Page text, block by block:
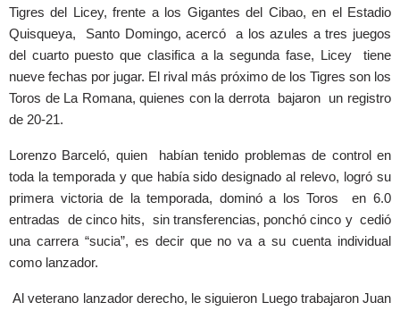
Tigres del Licey, frente a los Gigantes del Cibao, en el Estadio
Quisqueya, Santo Domingo, acercó a los azules a tres juegos
del cuarto puesto que clasifica a la segunda fase, Licey tiene
nueve fechas por jugar. El rival más próximo de los Tigres son los
Toros de La Romana, quienes con la derrota bajaron un registro
de 20-21.
Lorenzo Barceló, quien habían tenido problemas de control en
toda la temporada y que había sido designado al relevo, logró su
primera victoria de la temporada, dominó a los Toros en 6.0
entradas de cinco hits, sin transferencias, ponchó cinco y cedió
una carrera “sucia”, es decir que no va a su cuenta individual
como lanzador.
Al veterano lanzador derecho, le siguieron Luego trabajaron Juan